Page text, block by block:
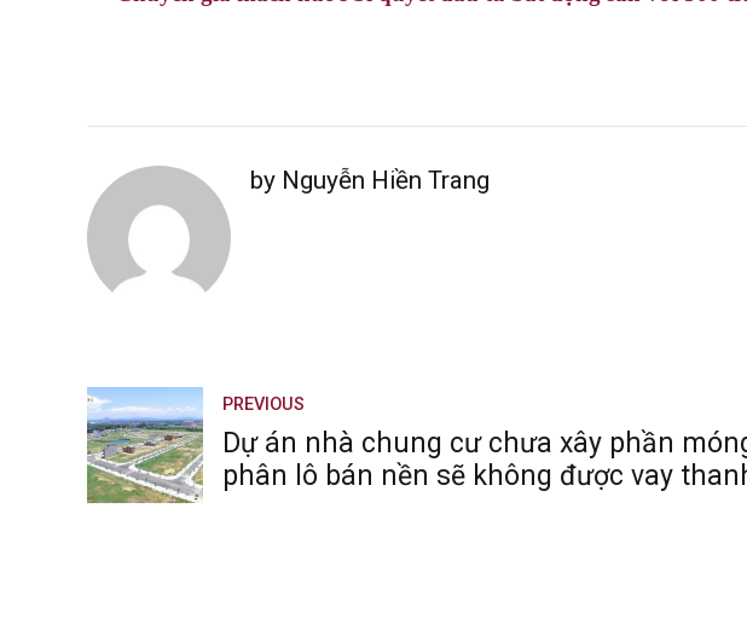
by Nguyễn Hiền Trang
PREVIOUS
Dự án nhà chung cư chưa xây phần
phân lô bán nền sẽ không được vay